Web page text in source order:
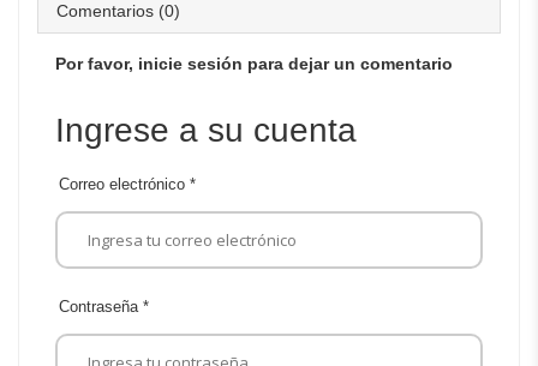
Comentarios (0)
Por favor, inicie sesión para dejar un comentario
Ingrese a su cuenta
Correo electrónico *
Contraseña *